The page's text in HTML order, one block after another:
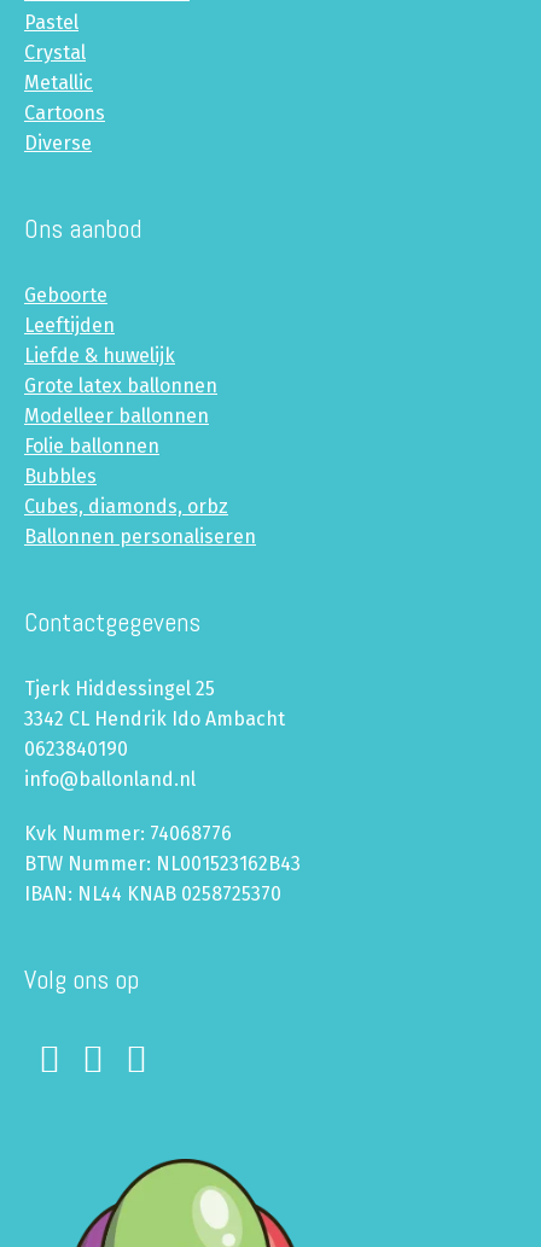
Pastel
Crystal
Metallic
Cartoons
Diverse
Ons aanbod
Geboorte
Leeftijden
Liefde & huwelijk
Grote latex ballonnen
Modelleer ballonnen
Folie ballonnen
Bubbles
Cubes, diamonds, orbz
Ballonnen personaliseren
Contactgegevens
Tjerk Hiddessingel 25
3342 CL Hendrik Ido Ambacht
0623840190
info@ballonland.nl
Kvk Nummer: 74068776
BTW Nummer: NL001523162B43
IBAN: NL44 KNAB 0258725370
Volg ons op